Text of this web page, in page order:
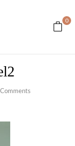
0
Comments